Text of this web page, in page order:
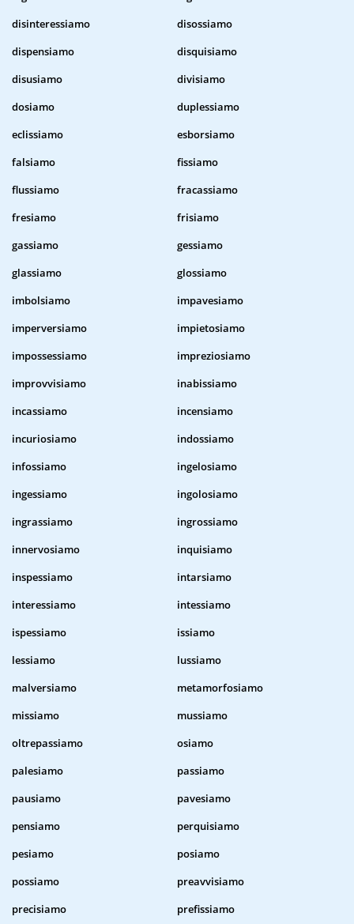
disinteressiamo
disossiamo
dispensiamo
disquisiamo
disusiamo
divisiamo
dosiamo
duplessiamo
eclissiamo
esborsiamo
falsiamo
fissiamo
flussiamo
fracassiamo
fresiamo
frisiamo
gassiamo
gessiamo
glassiamo
glossiamo
imbolsiamo
impavesiamo
imperversiamo
impietosiamo
impossessiamo
impreziosiamo
improvvisiamo
inabissiamo
incassiamo
incensiamo
incuriosiamo
indossiamo
infossiamo
ingelosiamo
ingessiamo
ingolosiamo
ingrassiamo
ingrossiamo
innervosiamo
inquisiamo
inspessiamo
intarsiamo
interessiamo
intessiamo
ispessiamo
issiamo
lessiamo
lussiamo
malversiamo
metamorfosiamo
missiamo
mussiamo
oltrepassiamo
osiamo
palesiamo
passiamo
pausiamo
pavesiamo
pensiamo
perquisiamo
pesiamo
posiamo
possiamo
preavvisiamo
precisiamo
prefissiamo